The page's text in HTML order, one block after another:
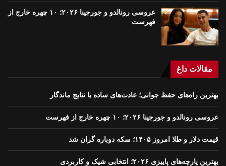
عروسی رونالدو و جورجینا ۲۰۲۶؛ ۱۰ چهره خارج از
فهرست
مقالات داغ
بهترین راه‌های حفظ جوانی؛ عادت‌های ساده با نتایج ماندگار
عروسی رونالدو و جورجینا ۲۰۲۶؛ ۱۰ چهره خارج از فهرست
قیمت دلار و طلا امروز ۱۴۰۵؛ سکه دوباره گران شد
بهترین پارچه‌های پاییزی ۲۰۲۶؛ انتخابی شیک و کاربردی